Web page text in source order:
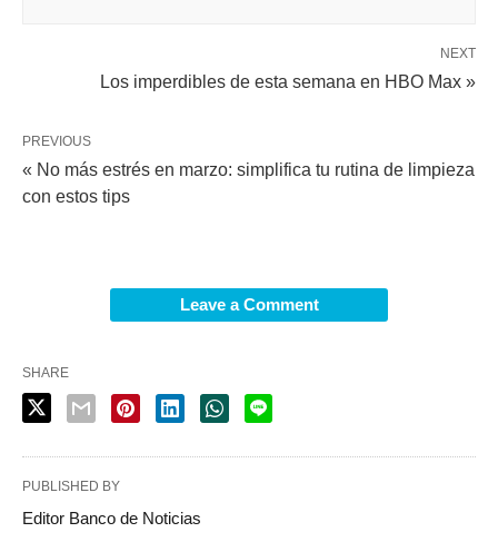
NEXT
Los imperdibles de esta semana en HBO Max »
PREVIOUS
« No más estrés en marzo: simplifica tu rutina de limpieza
con estos tips
Leave a Comment
SHARE
PUBLISHED BY
Editor Banco de Noticias